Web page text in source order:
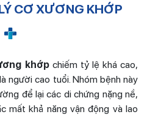
CƠ XƯƠNG KHỚP
khớp chiếm tỷ lệ khá cao,
người cao tuổi. Nhóm bệnh này
để lại các di chứng nặng nề,
mất khả năng vận động và lao